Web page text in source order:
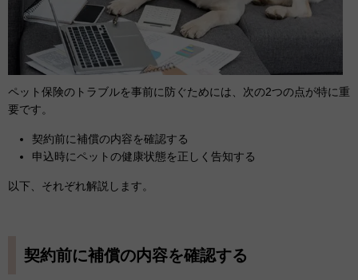
ペット保険のトラブルを事前に防ぐためには、次の2つの点が特に重
要です。
契約前に補償の内容を確認する
申込時にペットの健康状態を正しく告知する
以下、それぞれ解説します。
契約前に補償の内容を確認する